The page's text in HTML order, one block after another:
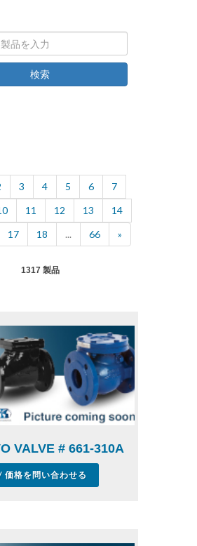
検索
3 4 5 6
7
11 12 13
14
17 18 ... 66 »
1317 製品
VALVE # 661-310A
価格を問い合わせる